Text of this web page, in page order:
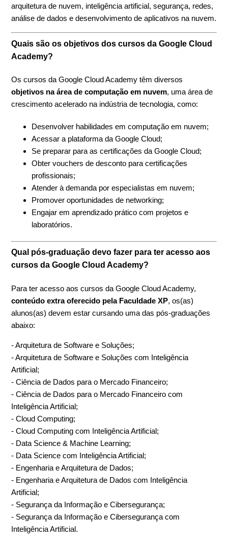
arquitetura de nuvem, inteligência artificial, segurança, redes,
análise de dados e desenvolvimento de aplicativos na nuvem.
Quais são os objetivos dos cursos da Google Cloud
Academy?
Os cursos da Google Cloud Academy têm diversos
objetivos na área de computação em nuvem, uma área de
crescimento acelerado na indústria de tecnologia, como:
Desenvolver habilidades em computação em nuvem;
Acessar a plataforma da Google Cloud;
Se preparar para as certificações da Google Cloud;
Obter vouchers de desconto para certificações
profissionais;
Atender à demanda por especialistas em nuvem;
Promover oportunidades de networking;
Engajar em aprendizado prático com projetos e
laboratórios.
Qual pós-graduação devo fazer para ter acesso aos
cursos da Google Cloud Academy?
Para ter acesso aos cursos da Google Cloud Academy,
conteúdo extra oferecido pela Faculdade XP, os(as)
alunos(as) devem estar cursando uma das pós-graduações
abaixo:
- Arquitetura de Software e Soluções;
- Arquitetura de Software e Soluções com Inteligência
Artificial;
- Ciência de Dados para o Mercado Financeiro;
- Ciência de Dados para o Mercado Financeiro com
Inteligência Artificial;
- Cloud Computing;
- Cloud Computing com Inteligência Artificial;
- Data Science & Machine Learning;
- Data Science com Inteligência Artificial;
- Engenharia e Arquitetura de Dados;
- Engenharia e Arquitetura de Dados com Inteligência
Artificial;
- Segurança da Informação e Cibersegurança;
- Segurança da Informação e Cibersegurança com
Inteligência Artificial.